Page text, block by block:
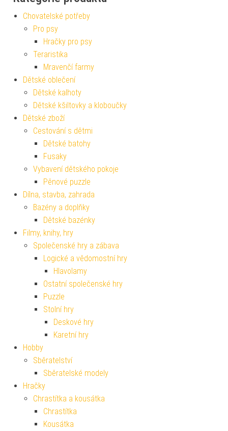
Chovatelské potřeby
Pro psy
Hračky pro psy
Teraristika
Mravenčí farmy
Dětské oblečení
Dětské kalhoty
Dětské kšiltovky a kloboučky
Dětské zboží
Cestování s dětmi
Dětské batohy
Fusaky
Vybavení dětského pokoje
Pěnové puzzle
Dílna, stavba, zahrada
Bazény a doplňky
Dětské bazénky
Filmy, knihy, hry
Společenské hry a zábava
Logické a vědomostní hry
Hlavolamy
Ostatní společenské hry
Puzzle
Stolní hry
Deskové hry
Karetní hry
Hobby
Sběratelství
Sběratelské modely
Hračky
Chrastítka a kousátka
Chrastítka
Kousátka